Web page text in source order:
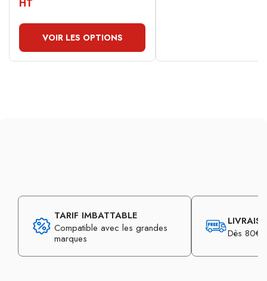
HT
VOIR LES OPTIONS
TARIF IMBATTABLE
Compatible avec les grandes
marques
Dès 80€